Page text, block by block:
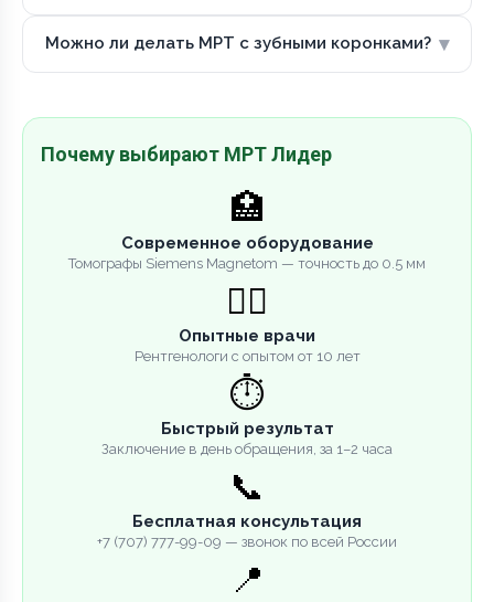
Можно ли делать МРТ с зубными коронками? ▾
Почему выбирают МРТ Лидер
🏥
Современное оборудование
Томографы Siemens Magnetom — точность до 0.5 мм
👨‍⚕️
Опытные врачи
Рентгенологи с опытом от 10 лет
⏱️
Быстрый результат
Заключение в день обращения, за 1–2 часа
📞
Бесплатная консультация
+7 (707) 777-99-09 — звонок по всей России
📍